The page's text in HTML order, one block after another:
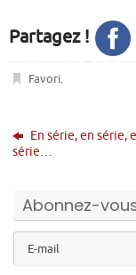
Partagez !
Favori.
En série, en série,
série…
Abonnez-